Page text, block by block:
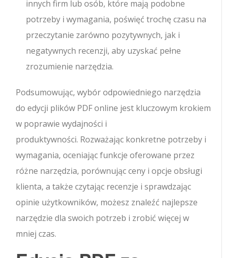
innych firm lub osób, które mają podobne
potrzeby i wymagania, poświęć trochę czasu na
przeczytanie zarówno pozytywnych, jak i
negatywnych recenzji, aby uzyskać pełne
zrozumienie narzędzia.
Podsumowując, wybór odpowiedniego narzędzia
do edycji plików PDF online jest kluczowym krokiem
w poprawie wydajności i
produktywności. Rozważając konkretne potrzeby i
wymagania, oceniając funkcje oferowane przez
różne narzędzia, porównując ceny i opcje obsługi
klienta, a także czytając recenzje i sprawdzając
opinie użytkowników, możesz znaleźć najlepsze
narzędzie dla swoich potrzeb i zrobić więcej w
mniej czas.